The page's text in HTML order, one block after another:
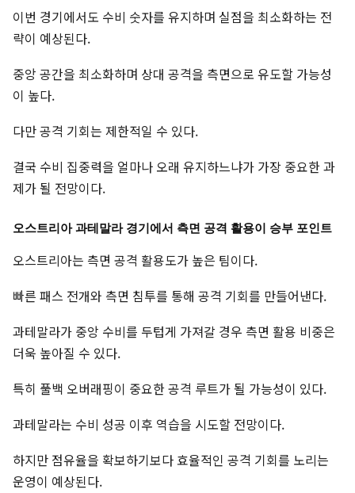
이번 경기에서도 수비 숫자를 유지하며 실점을 최소화하는 전
략이 예상된다.
중앙 공간을 최소화하며 상대 공격을 측면으로 유도할 가능성
이 높다.
다만 공격 기회는 제한적일 수 있다.
결국 수비 집중력을 얼마나 오래 유지하느냐가 가장 중요한 과
제가 될 전망이다.
오스트리아 과테말라 경기에서 측면 공격 활용이 승부 포인트
오스트리아는 측면 공격 활용도가 높은 팀이다.
빠른 패스 전개와 측면 침투를 통해 공격 기회를 만들어낸다.
과테말라가 중앙 수비를 두텁게 가져갈 경우 측면 활용 비중은
더욱 높아질 수 있다.
특히 풀백 오버래핑이 중요한 공격 루트가 될 가능성이 있다.
과테말라는 수비 성공 이후 역습을 시도할 전망이다.
하지만 점유율을 확보하기보다 효율적인 공격 기회를 노리는
운영이 예상된다.